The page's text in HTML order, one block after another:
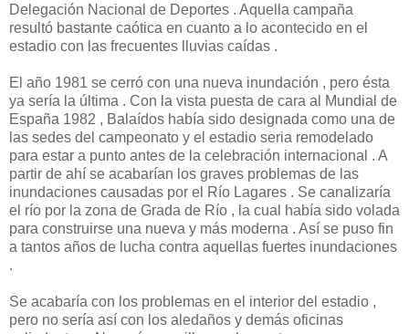
Delegación Nacional de Deportes . Aquella campaña
resultó bastante caótica en cuanto a lo acontecido en el
estadio con las frecuentes lluvias caídas .
El año 1981 se cerró con una nueva inundación , pero ésta
ya sería la última . Con la vista puesta de cara al Mundial de
España 1982 , Balaídos había sido designada como una de
las sedes del campeonato y el estadio seria remodelado
para estar a punto antes de la celebración internacional . A
partir de ahí se acabarían los graves problemas de las
inundaciones causadas por el Río Lagares . Se canalizaría
el río por la zona de Grada de Río , la cual había sido volada
para construirse una nueva y más moderna . Así se puso fin
a tantos años de lucha contra aquellas fuertes inundaciones
.
Se acabaría con los problemas en el interior del estadio ,
pero no sería así con los aledaños y demás oficinas